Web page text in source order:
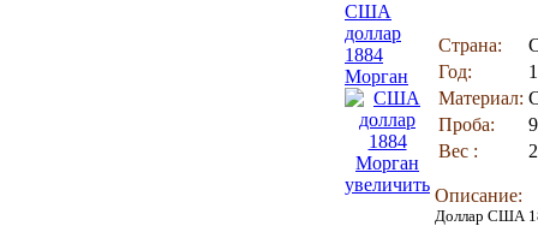
США
доллар
1884
Морган
увеличить
Страна:
Год:
Материал:
Проба:
Вес :
Описание:
Доллар США